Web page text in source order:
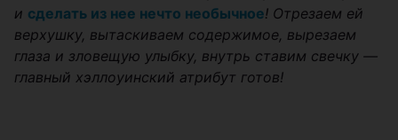
и сделать из нее нечто необычное! Отрезаем ей
верхушку, вытаскиваем содержимое, вырезаем
глаза и зловещую улыбку, внутрь ставим свечку —
главный хэллоуинский атрибут готов!